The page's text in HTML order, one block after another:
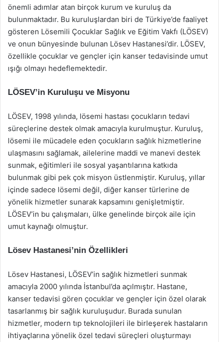
önemli adımlar atan birçok kurum ve kuruluş da
bulunmaktadır. Bu kuruluşlardan biri de Türkiye’de faaliyet
gösteren Lösemili Çocuklar Sağlık ve Eğitim Vakfı (LÖSEV)
ve onun bünyesinde bulunan Lösev Hastanesi’dir. LÖSEV,
özellikle çocuklar ve gençler için kanser tedavisinde umut
ışığı olmayı hedeflemektedir.
LÖSEV’in Kuruluşu ve Misyonu
LÖSEV, 1998 yılında, lösemi hastası çocukların tedavi
süreçlerine destek olmak amacıyla kurulmuştur. Kuruluş,
lösemi ile mücadele eden çocukların sağlık hizmetlerine
ulaşmasını sağlamak, ailelerine maddi ve manevi destek
sunmak, eğitimleri ile sosyal yaşantılarına katkıda
bulunmak gibi pek çok misyon üstlenmiştir. Kuruluş, yıllar
içinde sadece lösemi değil, diğer kanser türlerine de
yönelik hizmetler sunarak kapsamını genişletmiştir.
LÖSEV’in bu çalışmaları, ülke genelinde birçok aile için
umut kaynağı olmuştur.
Lösev Hastanesi’nin Özellikleri
Lösev Hastanesi, LÖSEV’in sağlık hizmetleri sunmak
amacıyla 2000 yılında İstanbul’da açılmıştır. Hastane,
kanser tedavisi gören çocuklar ve gençler için özel olarak
tasarlanmış bir sağlık kuruluşudur. Burada sunulan
hizmetler, modern tıp teknolojileri ile birleşerek hastaların
ihtiyaçlarına yönelik özel tedavi süreçleri oluşturmayı